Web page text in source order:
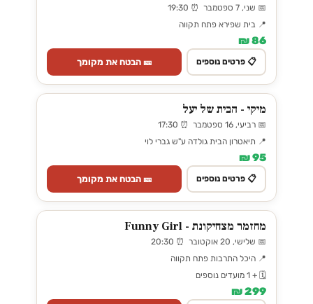
📅 שני, 7 ספטמבר ⏰ 19:30
📍 בית שפירא פתח תקווה
86 ₪
📋 פרטים נוספים 🎫 הבטח את מקומך
מיקי - הבית של יעל
📅 רביעי, 16 ספטמבר ⏰ 17:30
📍 תיאטרון הבית גולדה ע"ש גברי לוי
95 ₪
📋 פרטים נוספים 🎫 הבטח את מקומך
מחזמר מצחיקונת - Funny Girl
📅 שלישי, 20 אוקטובר ⏰ 20:30
📍 היכל התרבות פתח תקווה
🗓️ + 1 מועדים נוספים
299 ₪